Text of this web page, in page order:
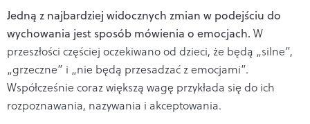
Jedną z najbardziej widocznych zmian w podejściu do
wychowania jest sposób mówienia o emocjach. W
przeszłości częściej oczekiwano od dzieci, że będą „silne”,
„grzeczne” i „nie będą przesadzać z emocjami”.
Współcześnie coraz większą wagę przykłada się do ich
rozpoznawania, nazywania i akceptowania.